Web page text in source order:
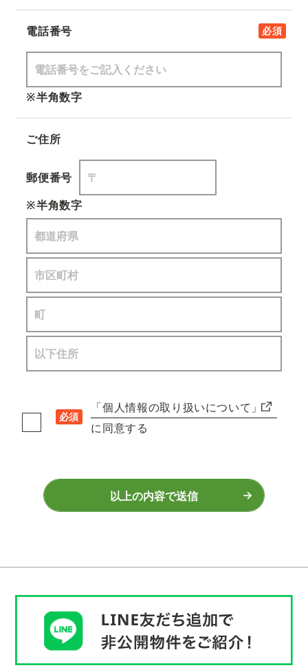
電話番号 必須
※半角数字
ご住所
郵便番号
※半角数字
必須
「個人情報の取り扱いについて」
に同意する
以上の内容で送信